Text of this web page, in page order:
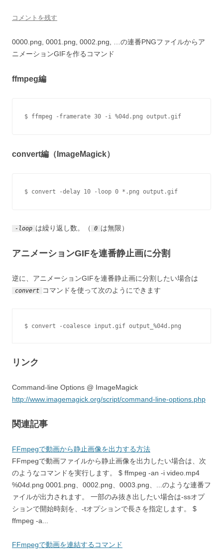
コメントを残す
0000.png, 0001.png, 0002.png, …の連番PNGファイルからア
ニメーションGIFを作るコマンド
ffmpeg編
$ ffmpeg -framerate 30 -i %04d.png output.gif
convert編（ImageMagick）
$ convert -delay 10 -loop 0 *.png output.gif
-loop は繰り返し数。（ 0 は無限）
アニメーションGIFを連番静止画に分割
逆に、アニメーションGIFを連番静止画に分割したい場合は
convert コマンドを使って次のようにできます
$ convert -coalesce input.gif output_%04d.png
リンク
Command-line Options @ ImageMagick
http://www.imagemagick.org/script/command-line-options.php
関連記事
FFmpegで動画から静止画像を出力する方法
FFmpegで動画ファイルから静止画像を出力したい場合は、次
のようなコマンドを実行します。 $ ffmpeg -an -i video.mp4
%04d.png 0001.png、0002.png、0003.png、...のような連番フ
ァイルが出力されます。 一部のみ抜き出したい場合は-ssオプ
ションで開始時刻を、-tオプションで長さを指定します。 $
ffmpeg -a...
FFmpegで動画を連結するコマンド